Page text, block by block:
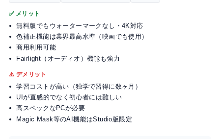
✅ メリット
無料版でもウォーターマークなし・4K対応
色補正機能は業界最高水準（映画でも使用）
商用利用可能
Fairlight（オーディオ）機能も強力
⚠️ デメリット
学習コストが高い（独学で習得に数ヶ月）
UIが直感的でなく初心者には難しい
高スペックなPCが必要
Magic Mask等のAI機能はStudio版限定